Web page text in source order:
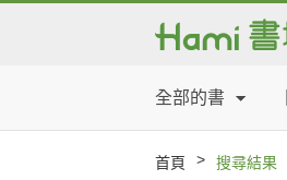
全部的書
首頁 > 搜尋結果